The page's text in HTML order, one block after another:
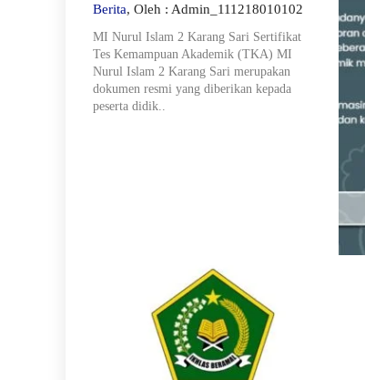
Berita, Oleh : Admin_111218010102
MI Nurul Islam 2 Karang Sari Sertifikat
Tes Kemampuan Akademik (TKA) MI
Nurul Islam 2 Karang Sari merupakan
dokumen resmi yang diberikan kepada
peserta didik..